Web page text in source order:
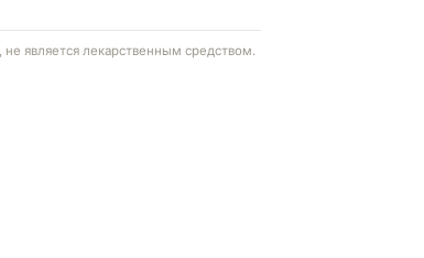
является лекарственным средством.